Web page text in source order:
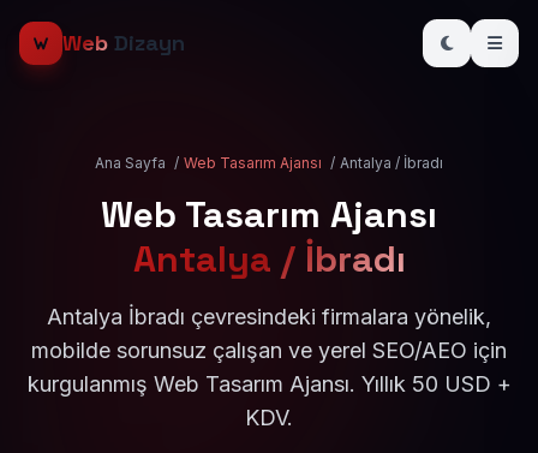
Web Dizayn
Ana Sayfa / Web Tasarım Ajansı / Antalya / İbradı
Web Tasarım Ajansı
Antalya / İbradı
Antalya İbradı çevresindeki firmalara yönelik,
mobilde sorunsuz çalışan ve yerel SEO/AEO için
kurgulanmış Web Tasarım Ajansı. Yıllık 50 USD +
KDV.